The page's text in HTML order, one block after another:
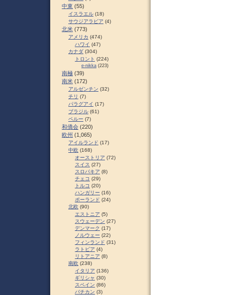
中東 (55)
イスラエル (18)
サウジアラビア (4)
北米 (773)
アメリカ (474)
ハワイ (47)
カナダ (304)
トロント (224)
e-nikka (223)
南極 (39)
南米 (172)
アルゼンチン (32)
チリ (7)
パラグアイ (17)
ブラジル (61)
ペルー (7)
和僑会 (220)
欧州 (1,065)
アイルランド (17)
中欧 (168)
オーストリア (72)
スイス (27)
スロパキア (8)
チェコ (29)
トルコ (20)
ハンガリー (16)
ポーランド (24)
北欧 (90)
エストニア (5)
スウェーデン (27)
デンマーク (17)
ノルウェー (22)
フィンランド (31)
ラトビア (4)
リトアニア (8)
南欧 (238)
イタリア (136)
ギリシャ (30)
スペイン (86)
バチカン (3)